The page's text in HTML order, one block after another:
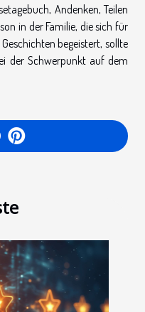
Andenken, Teilen
in der Familie, die sich für
begeistert, sollte
der Schwerpunkt auf dem